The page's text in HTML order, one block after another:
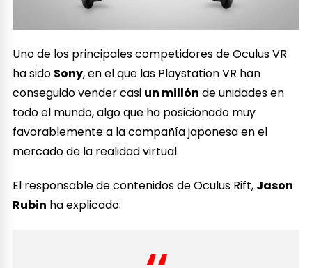
Uno de los principales competidores de Oculus VR
ha sido Sony, en el que las Playstation VR han
conseguido vender casi un millón de unidades en
todo el mundo, algo que ha posicionado muy
favorablemente a la compañía japonesa en el
mercado de la realidad virtual.
El responsable de contenidos de Oculus Rift, Jason
Rubin ha explicado: